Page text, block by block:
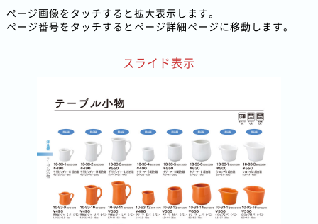
ページ画像をタッチすると拡大表示します。
ページ番号をタッチするとページ詳細ページに移動します。
スライド表示